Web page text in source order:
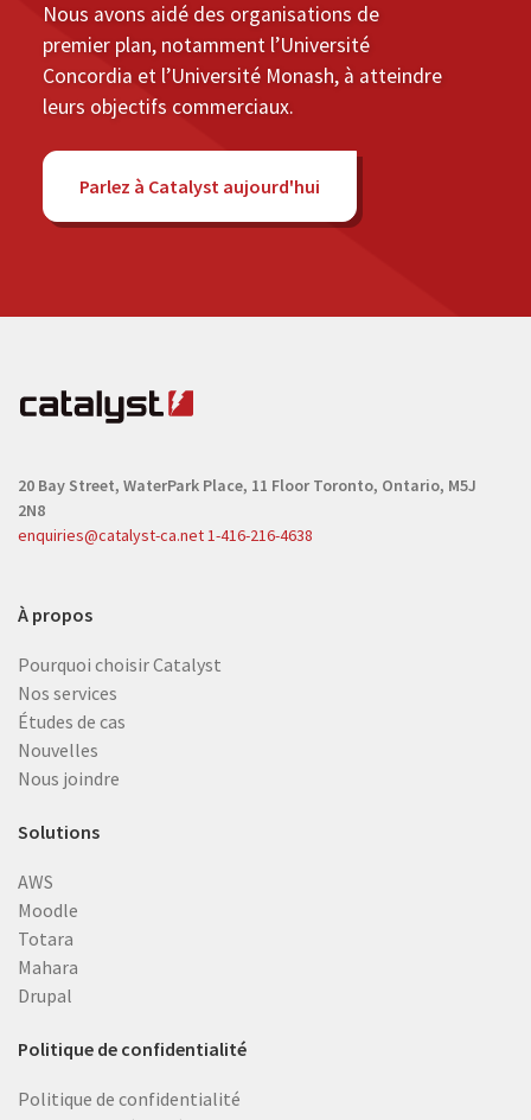
Nous avons aidé des organisations de
premier plan, notamment l’Université
Concordia et l’Université Monash, à atteindre
leurs objectifs commerciaux.
Parlez à Catalyst aujourd'hui
20 Bay Street, WaterPark Place, 11 Floor Toronto, Ontario, M5J
2N8
enquiries@catalyst-ca.net 1-416-216-4638
À propos
Pourquoi choisir Catalyst
Nos services
Études de cas
Nouvelles
Nous joindre
Solutions
AWS
Moodle
Totara
Mahara
Drupal
Politique de confidentialité
Politique de confidentialité